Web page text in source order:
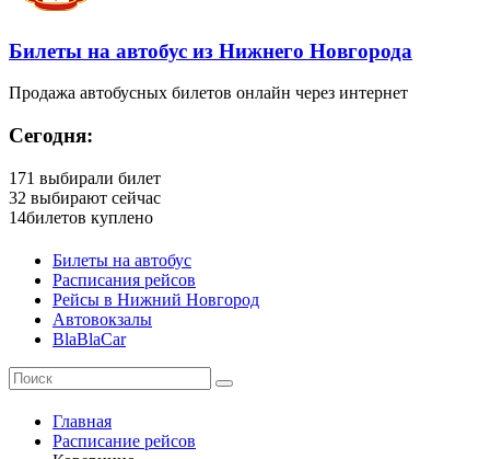
Билеты на автобус из Нижнего Новгорода
Продажа автобусных билетов онлайн через интернет
Сегодня:
171 выбирали билет
32 выбирают сейчас
14билетов куплено
Билеты на автобус
Расписания рейсов
Рейсы в Нижний Новгород
Автовокзалы
BlaBlaCar
Главная
Расписание рейсов